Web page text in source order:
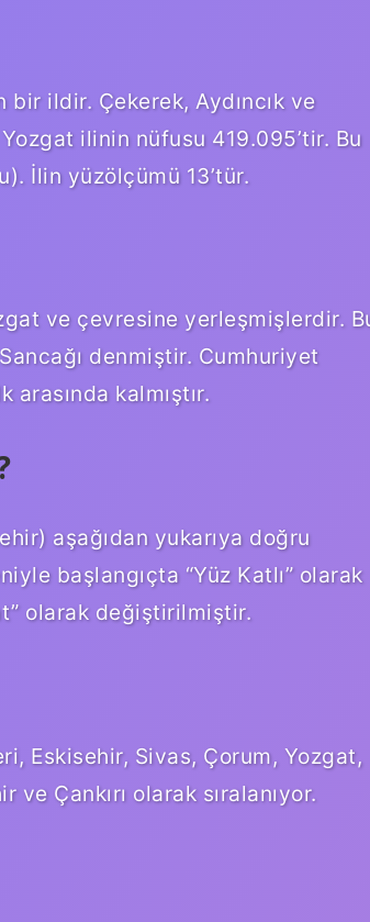
ildir. Çekerek, Aydıncık ve
ilinin nüfusu 419.095’tir. Bu
İlin yüzölçümü 13’tür.
ve çevresine yerleşmişlerdir.
denmiştir. Cumhuriyet
kalmıştır.
aşağıdan yukarıya doğru
başlangıçta “Yüz Katlı” olarak
olarak değiştirilmiştir.
Eskisehir, Sivas, Çorum, Yozgat,
Çankırı olarak sıralanıyor.